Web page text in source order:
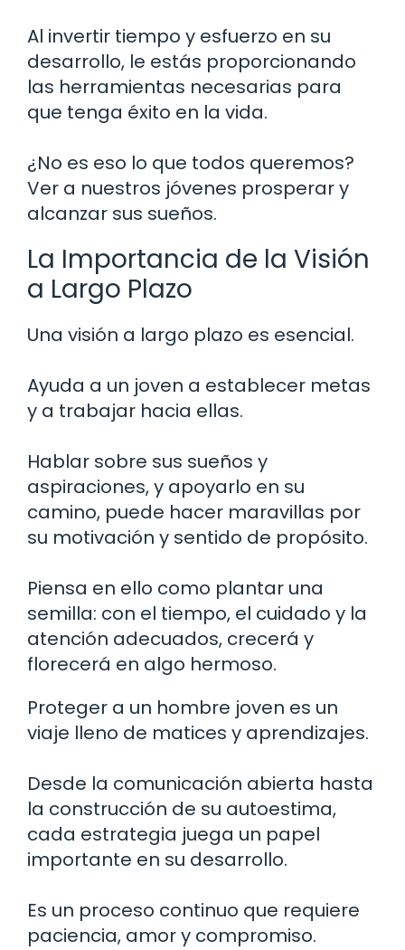
Al invertir tiempo y esfuerzo en su
desarrollo, le estás proporcionando
las herramientas necesarias para
que tenga éxito en la vida.
¿No es eso lo que todos queremos?
Ver a nuestros jóvenes prosperar y
alcanzar sus sueños.
La Importancia de la Visión
a Largo Plazo
Una visión a largo plazo es esencial.
Ayuda a un joven a establecer metas
y a trabajar hacia ellas.
Hablar sobre sus sueños y
aspiraciones, y apoyarlo en su
camino, puede hacer maravillas por
su motivación y sentido de propósito.
Piensa en ello como plantar una
semilla: con el tiempo, el cuidado y la
atención adecuados, crecerá y
florecerá en algo hermoso.
Proteger a un hombre joven es un
viaje lleno de matices y aprendizajes.
Desde la comunicación abierta hasta
la construcción de su autoestima,
cada estrategia juega un papel
importante en su desarrollo.
Es un proceso continuo que requiere
paciencia, amor y compromiso.